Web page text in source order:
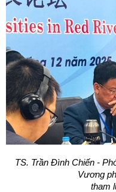
TS. Trần Đình Chiến -
Vương
tham